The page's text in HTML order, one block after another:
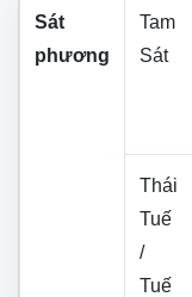
Sát
phương
Tam
Sát
Thái
Tuế
/
Tuế